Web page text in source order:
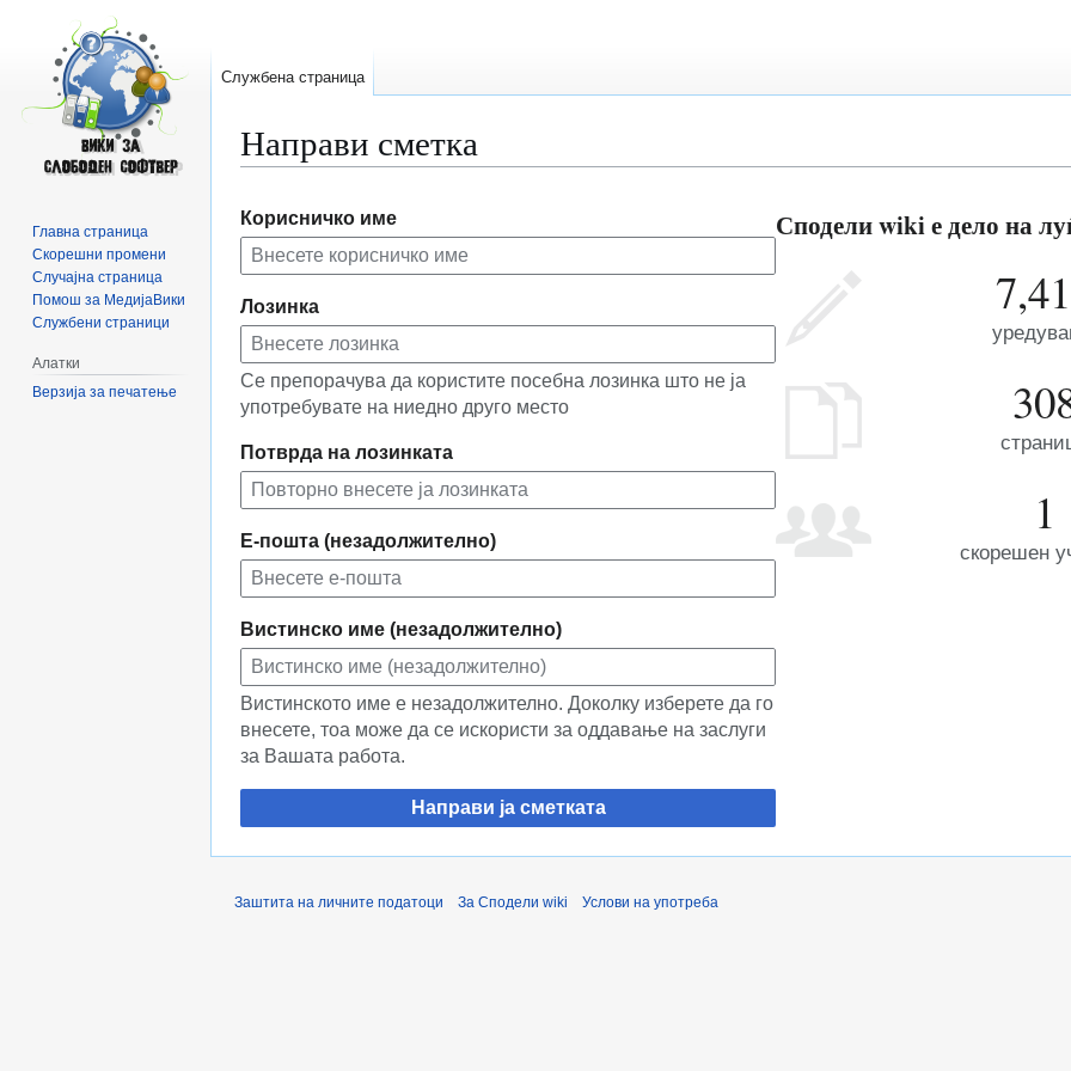
Направи сметка
на
прегледникот
на
пребарувањето
Корисничко име
Лозинка
Се препорачува да користите посебна лозинка што не ја
употребувате на ниедно друго место
Потврда на лозинката
Е-пошта (незадолжително)
Вистинско име (незадолжително)
Вистинското име е незадолжително. Доколку изберете да го
внесете, тоа може да се искористи за оддавање на заслуги
за Вашата работа.
Направи ја сметката
Сподели wiki е дело на
1
скорешен
Службена страница
Главна страница
Скорешни промени
Случајна страница
Помош за МедијаВики
Службени страници
Алатки
Верзија за печатење
Заштита на личните податоци За Сподели wiki Услови на употреба